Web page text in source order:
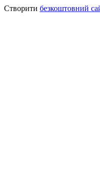
Створити безкоштовний